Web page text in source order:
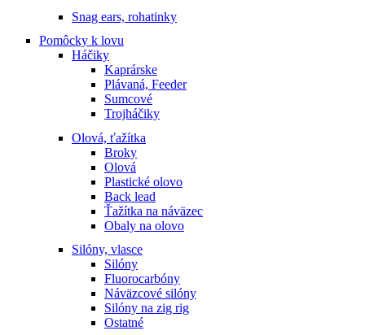
Snag ears, rohatinky
Pomôcky k lovu
Háčiky
Kaprárske
Plávaná, Feeder
Sumcové
Trojháčiky
Olová, ťažítka
Broky
Olová
Plastické olovo
Back lead
Ťažítka na náväzec
Obaly na olovo
Silóny, vlasce
Silóny
Fluorocarbóny
Náväzcové silóny
Silóny na zig rig
Ostatné